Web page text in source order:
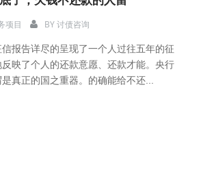
项目 BY讨债咨询
报告详尽的呈现了一个人过往五年的征
映了个人的还款意愿、还款才能。央行
真正的国之重器。的确能给不还...